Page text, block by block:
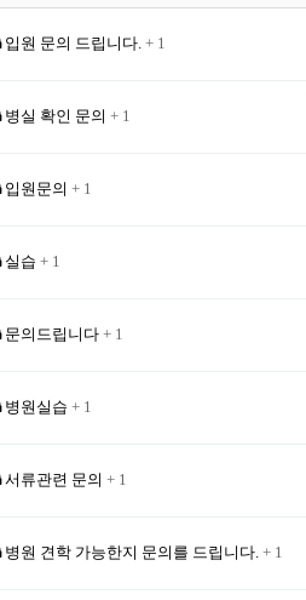
입원 문의 드립니다. + 1
병실 확인 문의 + 1
입원문의 + 1
실습 + 1
문의드립니다 + 1
병원실습 + 1
서류관련 문의 + 1
병원 견학 가능한지 문의를 드립니다. + 1